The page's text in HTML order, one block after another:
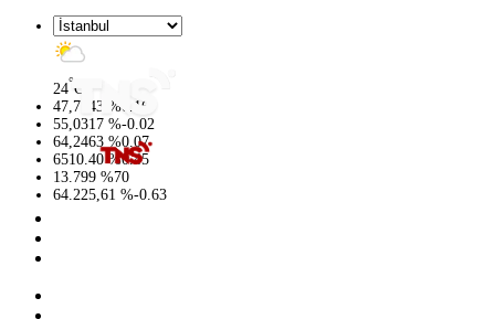
24°C
47,7143 %0.16
55,0317 %-0.02
64,2463 %0.07
6510.40 %0.45
13.799 %70
64.225,61 %-0.63